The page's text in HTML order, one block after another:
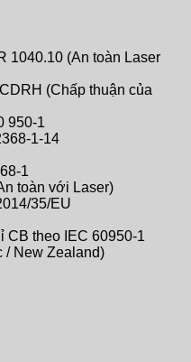
1040.10 (An toàn Laser
(Chấp thuận của
950-1
1-14
1
toàn với Laser)
35/EU
CB theo IEC 60950-1
/ New Zealand)